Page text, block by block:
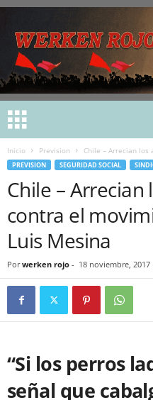
Inicio Prevision Chile – Arrecian
PREVISION SEGURIDAD SOCIAL
Chile – Arrecian
contra el
Luis Mesina
Por werken rojo - 18 noviembre, 2017
“Si los perros
señal que